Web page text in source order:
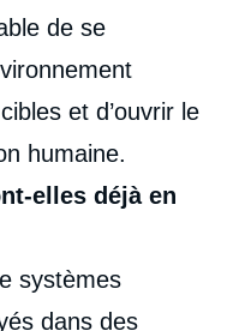
de se
et d’ouvrir le
humaine.
elles déjà en
systèmes
dans des